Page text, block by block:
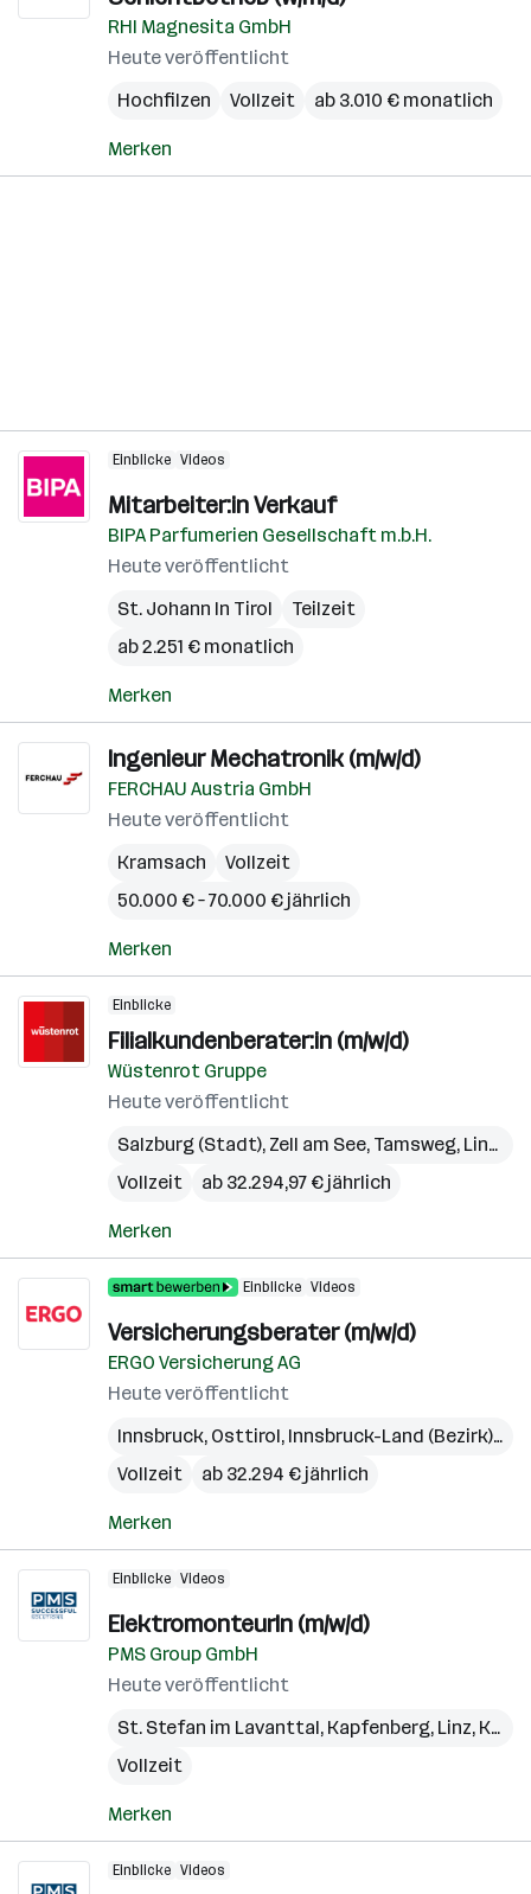
RHI Magnesita GmbH
Heute veröffentlicht
Hochfilzen
Vollzeit ab 3.010 € monatlich
Merken
Einblicke Videos
Mitarbeiter:in Verkauf
BIPA Parfumerien Gesellschaft m.b.H.
Heute veröffentlicht
St. Johann In Tirol
Teilzeit
ab 2.251 € monatlich
Merken
Ingenieur Mechatronik (m/w/d)
FERCHAU Austria GmbH
Heute veröffentlicht
Kramsach
Vollzeit
50.000 € – 70.000 € jährlich
Merken
Einblicke
Filialkundenberater:in (m/w/d)
Wüstenrot Gruppe
Heute veröffentlicht
Salzburg (Stadt), Zell am See, Tamsweg, Linz
Vollzeit
ab 32.294,97 € jährlich
Merken
Einblicke Videos
Versicherungsberater (m/w/d)
ERGO Versicherung AG
Heute veröffentlicht
Innsbruck, Osttirol, Innsbruck-Land (Bezirk),
Vollzeit
ab 32.294 € jährlich
Merken
Einblicke Videos
ElektromonteurIn (m/w/d)
PMS Group GmbH
Heute veröffentlicht
St. Stefan im Lavanttal, Kapfenberg, Linz, Kundl
Vollzeit
Merken
Einblicke Videos